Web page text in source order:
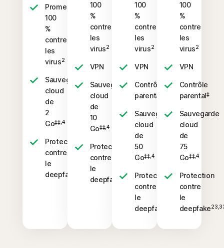
Promesse
100
%
contre
les
virus2
Sauvegarde
cloud
de
2
Go‡‡,4
Protection
contre
le
deepfake
23,33
100
%
contre
les
virus2
VPN
Sauvegarde
cloud
de
10
Go‡‡,4
Protection
contre
le
deepfake23,33
100
%
contre
les
virus2
VPN
Contrôle
parental
Sauvegarde
cloud
de
50
Go‡‡,4
Protection
contre
le
deepfake
23,33
100
%
contre
les
virus2
VPN
Contrôle
parental‡
Sauvegarde
cloud
de
75
Go‡‡,4
Protection
contre
le
deepfake